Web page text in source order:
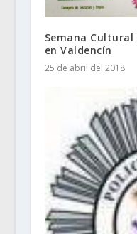
Semana
en Valdencín
25 de abril del 2018